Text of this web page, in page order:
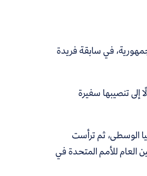
، في سابقة فريدة
تنصيبها سفيرة
الوسطى، ثم ترأست
العام للأمم المتحدة في